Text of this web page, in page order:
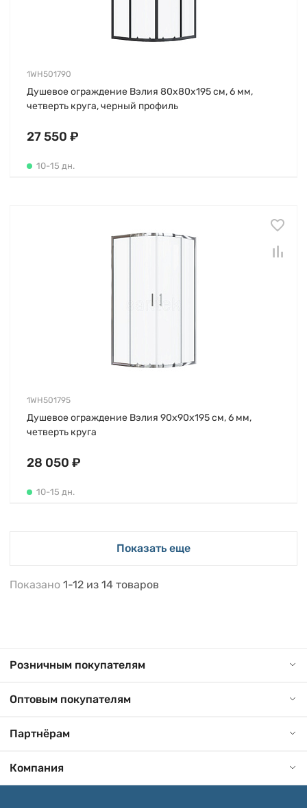
1WH501790
Душевое ограждение Вэлия 80х80х195 см, 6 мм,
четверть круга, черный профиль
27 550 ₽
10-15 дн.
1WH501795
Душевое ограждение Вэлия 90х90х195 см, 6 мм,
четверть круга
28 050 ₽
10-15 дн.
Показать еще
Показано 1-12 из 14 товаров
Розничным покупателям
Оптовым покупателям
Партнёрам
Компания